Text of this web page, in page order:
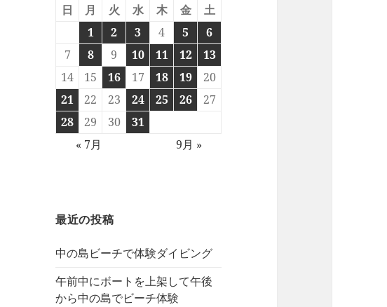
日 月 火 水 木 金
土
1
2 3 4 5
6
7
8 9 10 11 12
13
14
15 16 17 18 19
20
21
22 23 24 25 26
27
28
29 30
31
« 7月
9月 »
最近の投稿
中の島ビーチで体験ダイビング
午前中にボートを上架して午後
から中の島でビーチ体験